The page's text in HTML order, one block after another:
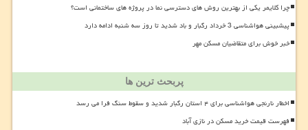
چرا کلایمر یکی از بهترین روش های دسترسی نما در پروژه های ساختمانی است؟
پیشبینی هواشناسی 3 خرداد رگبار و باد شدید تا روز سه شنبه ادامه دارد
خبر خوش برای متقاضیان مسکن مهر
پربحث ترین ها
اخطار نارنجی هواشناسی برای ۴ استان رگبار شدید و سقوط سنگ فرا می رسد
فهرست قیمت خرید مسکن در نازی آباد